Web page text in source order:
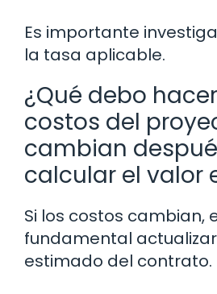
Es importante
la tasa aplicable.
¿Qué debo
costos del
cambian
calcular el valor
Si los costos cambian,
fundamental
estimado del contrato.